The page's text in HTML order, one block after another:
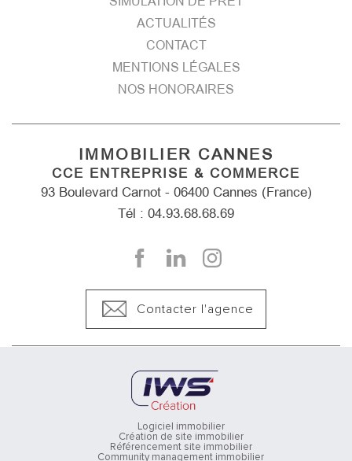
ACTUALITÉS
CONTACT
MENTIONS LÉGALES
NOS HONORAIRES
IMMOBILIER CANNES
CCE ENTREPRISE & COMMERCE
93 Boulevard Carnot - 06400 Cannes (France)
Tél : 04.93.68.68.69
Contacter l'agence
Logiciel immobilier
Création de site immobilier
Référencement site immobilier
Community management immobilier